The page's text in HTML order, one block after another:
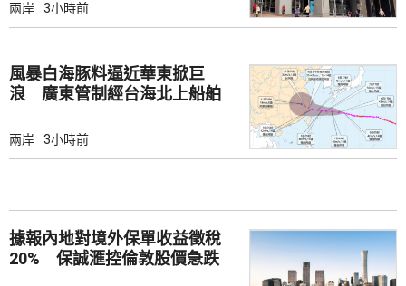
兩岸 3小時前
風暴白海豚料逼近華東掀巨
浪 廣東管制經台海北上船舶
兩岸 3小時前
據報內地對境外保單收益徵稅
20% 保誠滙控倫敦股價急跌